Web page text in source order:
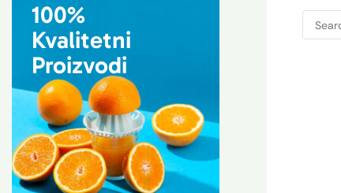
100%
Kvalitetni
Proizvodi